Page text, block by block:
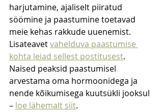
harjutamine, ajaliselt piiratud
söömine ja paastumine toetavad
meie kehas rakkude uuenemist.
Lisateavet vahelduva paastumise
kohta leiad sellest postitusest.
Naised peaksid paastumisel
arvestama oma hormoonidega ja
nende kõikumisega kuutsükli jooksul
– loe lähemalt siit.